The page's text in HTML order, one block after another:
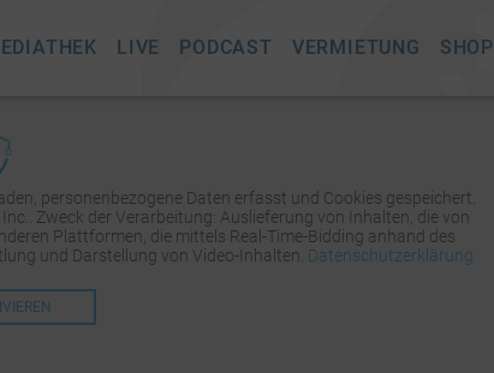
LIVE PODCAST VERMIETUNG SHOP
personenbezogene Daten erfasst und Cookies gespeichert.
Zweck der Verarbeitung: Auslieferung von Inhalten, die von
Plattformen, die mittels Real-Time-Bidding anhand des
und Darstellung von Video-Inhalten. Datenschutzerklärung